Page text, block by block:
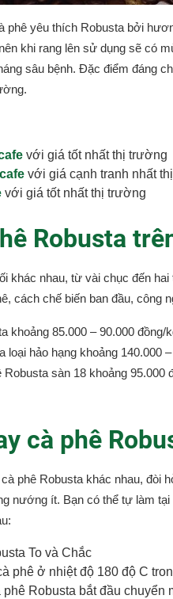
phê yêu thích Robusta bởi
khi rang lên sử dụng sẽ có
sâu bệnh. Đặc điểm đáng
với giá tốt nhất thị trường
với giá cạnh tranh nhất
với giá tốt nhất thị trường
Robusta
khác nhau, từ vài chục đến
cách chế biến ban đầu, công
khoảng 85.000 – 90.000
loại hảo hạng khoảng 140.000
sàn 18 khoảng 95.000
cà phê
phê Robusta khác nhau, đòi
nướng ít. Bạn có thể tự làm
To và Chắc
phê ở nhiệt độ 180 độ C
Robusta bắt đầu chuyển